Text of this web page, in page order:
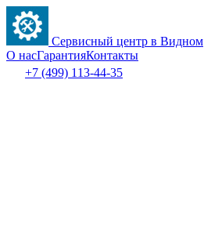
Сервисный центр в Видном
О насГарантияКонтакты
+7 (499) 113-44-35